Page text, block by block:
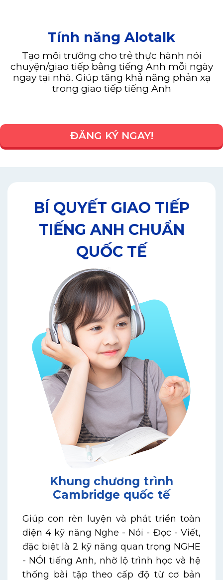
Tính năng Alotalk
Tạo môi trường cho trẻ thực hành nói
chuyện/giao tiếp bằng tiếng Anh mỗi ngày
ngay tại nhà. Giúp tăng khả năng phản xạ
trong giao tiếp tiếng Anh
ĐĂNG KÝ NGAY!
BÍ QUYẾT GIAO TIẾP
TIẾNG ANH CHUẨN
QUỐC TẾ
Khung chương trình
Cambridge quốc tế
Giúp con rèn luyện và phát triển toàn
diện 4 kỹ năng Nghe - Nói - Đọc - Viết,
đặc biệt là 2 kỹ năng quan trọng NGHE
- NÓI tiếng Anh, nhờ lộ trình học và hệ
thống bài tập theo cấp độ từ cơ bản